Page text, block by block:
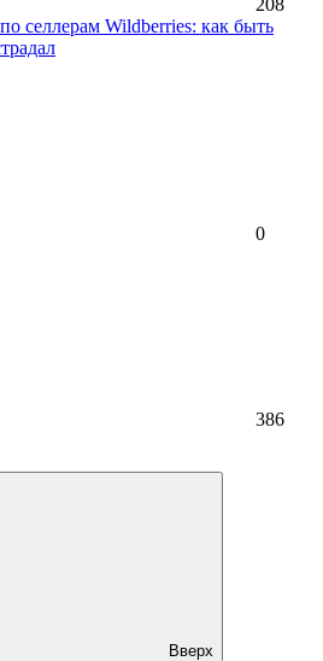
селлерам Wildberries: как быть
0
386
Вверх